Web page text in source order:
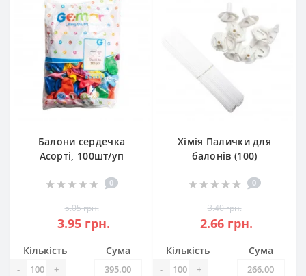
Балони сердечка
Асорті, 100шт/уп
0
5.05 грн.
3.95 грн.
Кількість
- +
Сума
Хімія Палички для
балонів (100)
0
3.40 грн.
2.66 грн.
Кількість
- +
Сума